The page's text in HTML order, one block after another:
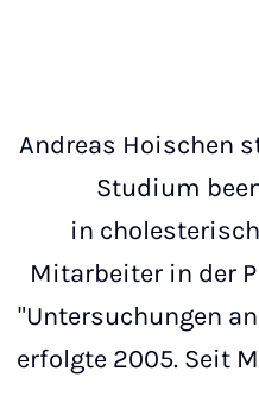
Andreas Hoischen
Studium
in
Mitarbeiter in der
"Untersuchungen
erfolgte 2005. Seit